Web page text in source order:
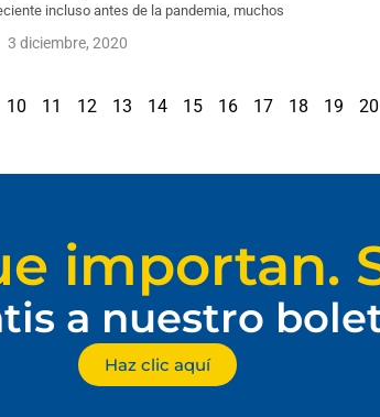
incluso antes de la pandemia, muchos
3 diciembre, 2020
10 11 12 13 14 15 16 17 18 19 20
importan.
a nuestro
Haz clic aquí